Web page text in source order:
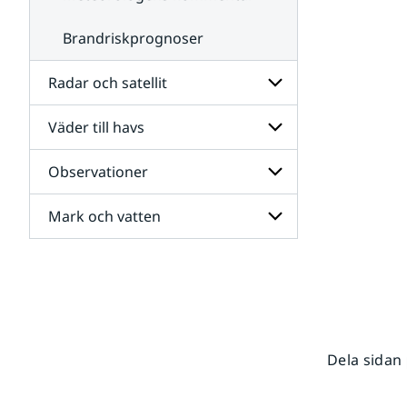
Brandriskprognoser
Radar och satellit
Undersidor
för
Radar
och
satellit
Väder till havs
Undersidor
för
Väder
till
havs
Observationer
Undersidor
för
Mark och vatten
Dela sidan